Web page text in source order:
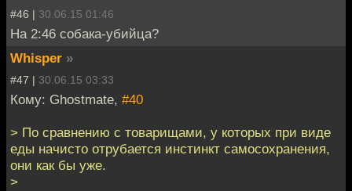
#46 | 30.06.15 01:46
На 2:46 собака-убийца?
Whisper »
#47 | 30.06.15 03:33
Кому: Ghostmate, #40
> По сравнению с товарищами, у которых при виде
еды начисто отрубается инстинкт самосохранения,
они как бы уже.
>